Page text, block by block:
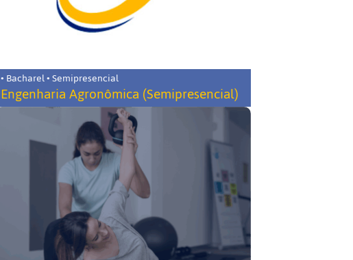
• Bacharel • Semipresencial
Engenharia Agronômica (Semipresencial)